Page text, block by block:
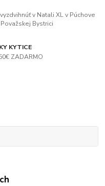
v Natali XL v Púchove
Bystrici
KYTICE
ZADARMO